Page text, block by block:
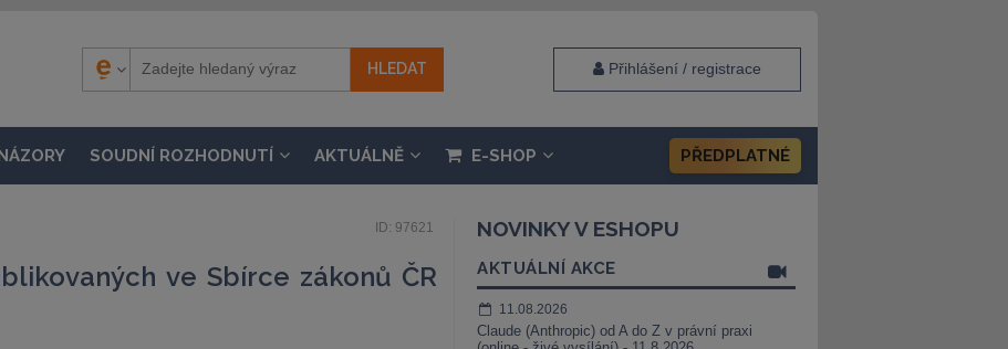
Přihlášení / registrace
SOUDNÍ ROZHODNUTÍ AKTUÁLNĚ E-SHOP PŘEDPLATNÉ
ID: 97621
ve Sbírce zákonů ČR
NOVINKY V ESHOPU
AKTUÁLNÍ AKCE
11.08.2026
Claude (Anthropic) od A do Z v právní praxi